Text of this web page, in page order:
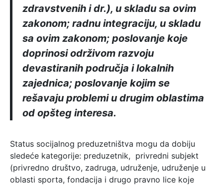
zdravstvenih i dr.), u skladu sa ovim
zakonom; radnu integraciju, u skladu
sa ovim zakonom; poslovanje koje
doprinosi održivom razvoju
devastiranih područja i lokalnih
zajednica; poslovanje kojim se
rešavaju problemi u drugim oblastima
od opšteg interesa.
Status socijalnog preduzetništva mogu da dobiju
sledeće kategorije: preduzetnik, privredni subjekt
(privredno društvo, zadruga, udruženje, udruženje u
oblasti sporta, fondacija i drugo pravno lice koje